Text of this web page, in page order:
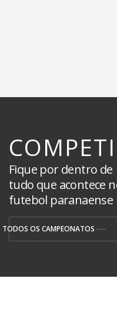
Fique por dentro de
tudo que acontece
futebol paranaense
TODOS OS CAMPEONATOS